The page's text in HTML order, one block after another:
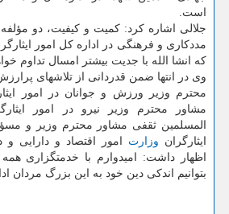
است.
جلالی اشاره کرد: کمیت و کیفیت، دو
مددکاری و فرهنگی در اداره کل امور
که انشا الله با جدیت بیشتر امسال تداوم
وی در انتها ضمن قدردانی از تلاشهای
محترم وزیر ورزش و جوانان در امور
مشاور محترم وزیر نیرو در امور
المسلمین ثقفی مشاور محترم وزیر و
ایثارگران وزارت امور اقتصاد و دارایی
اظهار داشت: امیدوارم با خدمتگزاری همه
بتوانیم اندکی دین خود به این بزرگ مردان ادا